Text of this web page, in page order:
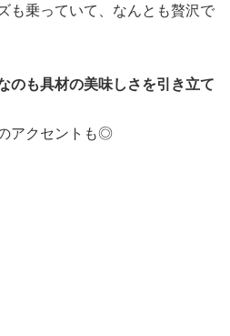
も乗っていて、なんとも贅沢で
のも具材の美味しさを引き立て
アクセントも◎